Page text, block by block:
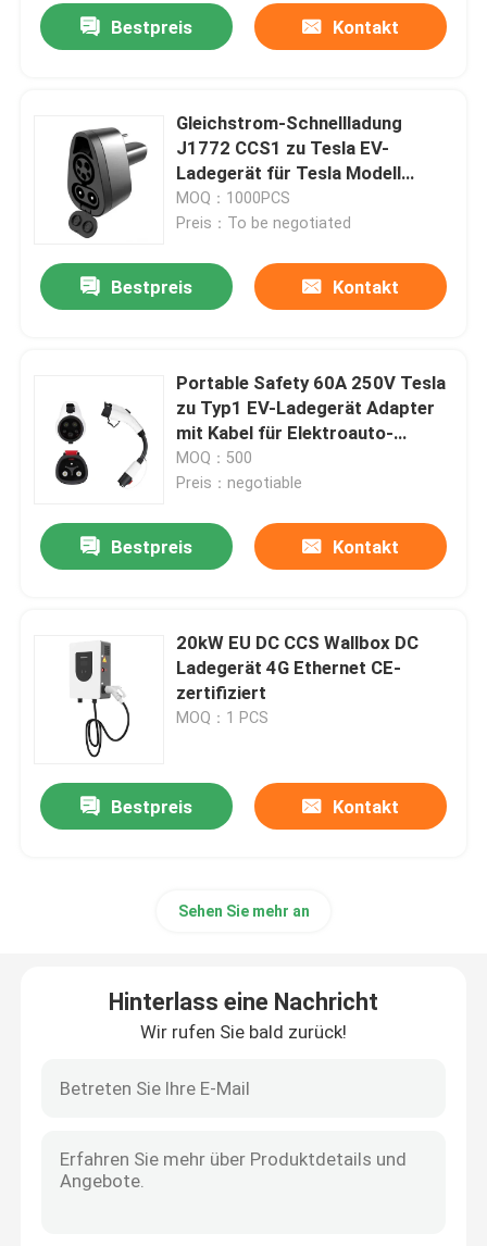
Startseite
Produkte
Bestpreis Kontakt
Gleichstrom-Schnellladung
J1772 CCS1 zu Tesla EV-
Ladegerät für Tesla Modell
S/X/3/Y
MOQ：1000PCS
Preis：To be negotiated
Bestpreis Kontakt
Portable Safety 60A 250V Tesla
zu Typ1 EV-Ladegerät Adapter
mit Kabel für Elektroauto-
Ladegerät
MOQ：500
Preis：negotiable
Bestpreis Kontakt
20kW EU DC CCS Wallbox DC
Ladegerät 4G Ethernet CE-
zertifiziert
MOQ：1 PCS
Bestpreis Kontakt
Sehen Sie mehr an
Hinterlass eine Nachricht
Wir rufen Sie bald zurück!